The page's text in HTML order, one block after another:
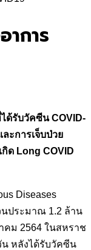
การ
ด้รับวัคซีนCOVID-
ะการเจ็บป่วย
ด Long COVID
Diseases
ประมาณ 1.2 ล้าน
คม 2564 ในสหราช
น หลังได้รับวัคซีน